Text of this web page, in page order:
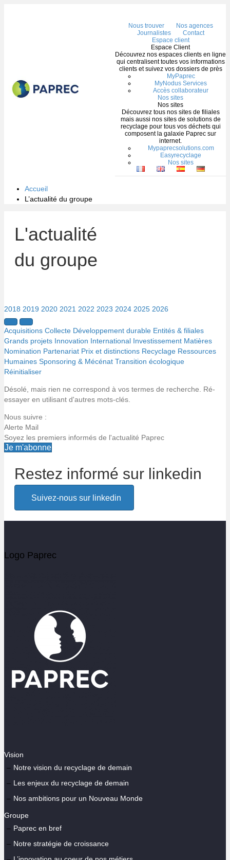
Nous trouver
Nos agences
Journalistes
Contact
Espace client
Espace Client
Découvrez nos espaces clients en ligne
qui centralisent toutes vos informations
clients et suivez vos dossiers de près
MyPaprec
MyNodus Services
Accès collaborateur
Nos sites
Nos sites
Découvrez tous nos sites de filiales
mais aussi nos sites de solutions de
recyclage pour tous vos déchets qui
composent la galaxie Paprec sur
internet.
Mypaprecsolutions.com
Easyrecyclage
Nos sites
Accueil
L’actualité du groupe
L'actualité
du groupe
2018 2019 2020 2021 2022 2023 2024 2025 2026
Acquisitions Collecte Développement durable Entités & filiales
Grands projets Innovation International Investissement Matières
Nomination Partenariat Prix et distinctions Recyclage Ressources
Humaines Sponsoring & Mécénat Transition écologique
Réinitialiser
Désolé, mais rien ne correspond à vos termes de recherche. Ré-
essayer en utilisant d'autres mots-clés.
Nous suivre :
Alerte Mail
Soyez les premiers informés de l'actualité Paprec
Je m'abonne
Alerte email
Votre email
Restez informé sur linkedin
Suivez-nous sur linkedin
Logo Paprec
Vision
Notre vision du recyclage de demain
Les enjeux du recyclage de demain
Nos ambitions pour un Nouveau Monde
Groupe
Paprec en bref
Notre stratégie de croissance